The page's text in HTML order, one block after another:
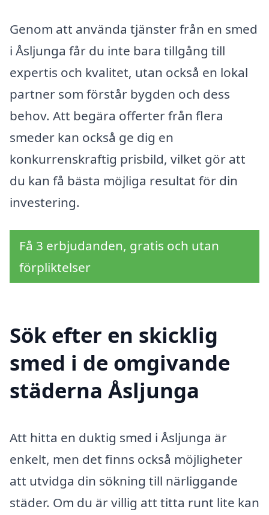
Genom att använda tjänster från en smed
i Åsljunga får du inte bara tillgång till
expertis och kvalitet, utan också en lokal
partner som förstår bygden och dess
behov. Att begära offerter från flera
smeder kan också ge dig en
konkurrenskraftig prisbild, vilket gör att
du kan få bästa möjliga resultat för din
investering.
Få 3 erbjudanden, gratis och utan
förpliktelser
Sök efter en skicklig
smed i de omgivande
städerna Åsljunga
Att hitta en duktig smed i Åsljunga är
enkelt, men det finns också möjligheter
att utvidga din sökning till närliggande
städer. Om du är villig att titta runt lite kan